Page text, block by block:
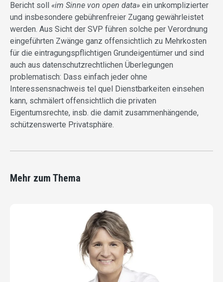
Bericht soll «im Sinne von open data» ein unkomplizierter
und insbesondere gebührenfreier Zugang gewährleistet
werden. Aus Sicht der SVP führen solche per Verordnung
eingeführten Zwänge ganz offensichtlich zu Mehrkosten
für die eintragungspflichtigen Grundeigentümer und sind
auch aus datenschutzrechtlichen Überlegungen
problematisch: Dass einfach jeder ohne
Interessensnachweis tel quel Dienstbarkeiten einsehen
kann, schmälert offensichtlich die privaten
Eigentumsrechte, insb. die damit zusammenhängende,
schützenswerte Privatsphäre.
Mehr zum Thema